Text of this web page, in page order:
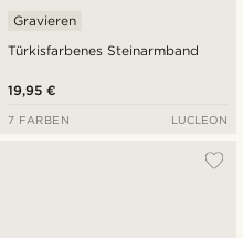
Türkisfarbenes Steinarmband
Gravieren
19,95 €
7 FARBEN LUCLEON